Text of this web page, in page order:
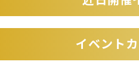
イベント